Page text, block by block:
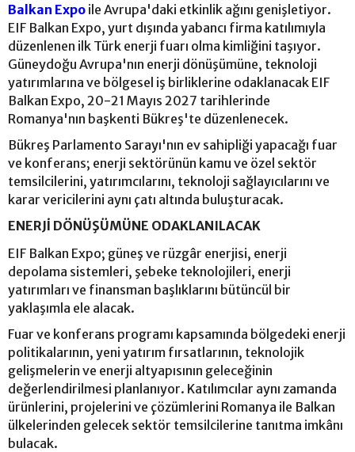
Balkan Expo ile Avrupa'daki etkinlik ağını genişletiyor.
EIF Balkan Expo, yurt dışında yabancı firma katılımıyla
düzenlenen ilk Türk enerji fuarı olma kimliğini taşıyor.
Güneydoğu Avrupa'nın enerji dönüşümüne, teknoloji
yatırımlarına ve bölgesel iş birliklerine odaklanacak EIF
Balkan Expo, 20-21 Mayıs 2027 tarihlerinde
Romanya'nın başkenti Bükreş'te düzenlenecek.
Bükreş Parlamento Sarayı'nın ev sahipliği yapacağı fuar
ve konferans; enerji sektörünün kamu ve özel sektör
temsilcilerini, yatırımcılarını, teknoloji sağlayıcılarını ve
karar vericilerini aynı çatı altında buluşturacak.
ENERJİ DÖNÜŞÜMÜNE ODAKLANILACAK
EIF Balkan Expo; güneş ve rüzgâr enerjisi, enerji
depolama sistemleri, şebeke teknolojileri, enerji
yatırımları ve finansman başlıklarını bütüncül bir
yaklaşımla ele alacak.
Fuar ve konferans programı kapsamında bölgedeki enerji
politikalarının, yeni yatırım fırsatlarının, teknolojik
gelişmelerin ve enerji altyapısının geleceğinin
değerlendirilmesi planlanıyor. Katılımcılar aynı zamanda
ürünlerini, projelerini ve çözümlerini Romanya ile Balkan
ülkelerinden gelecek sektör temsilcilerine tanıtma imkânı
bulacak.